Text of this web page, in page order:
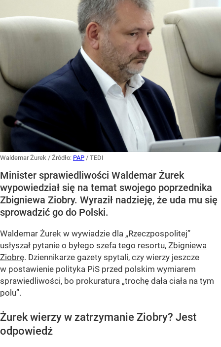
Waldemar Żurek / Źródło: PAP / TEDI
Minister sprawiedliwości Waldemar Żurek
wypowiedział się na temat swojego poprzednika
Zbigniewa Ziobry. Wyraził nadzieję, że uda mu się
sprowadzić go do Polski.
Waldemar Żurek w wywiadzie dla „Rzeczpospolitej”
usłyszał pytanie o byłego szefa tego resortu, Zbigniewa
Ziobrę. Dziennikarze gazety spytali, czy wierzy jeszcze
w postawienie polityka PiS przed polskim wymiarem
sprawiedliwości, bo prokuratura „trochę dała ciała na tym
polu”.
Żurek wierzy w zatrzymanie Ziobry? Jest
odpowiedź